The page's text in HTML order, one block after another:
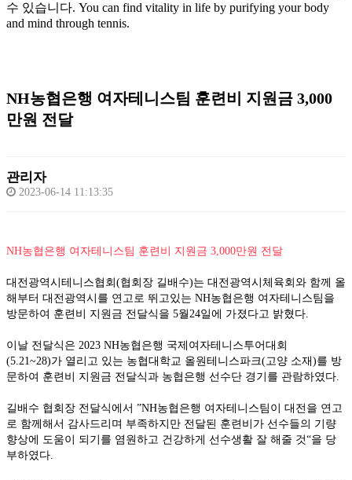
수 있습니다. You can find vitality in life by purifying your body
and mind through tennis.
NH농협은행 여자테니스팀 훈련비 지원금 3,000
만원 전달
관리자
2023-06-14 11:13:35
NH농협은행 여자테니스팀 훈련비 지원금 3,000만원 전달
대전광역시테니스협회(협회장 길배수)는 대전광역시체육회와 함께 올
해부터 대전광역시를 연고로 뛰고있는 NH농협은행 여자테니스팀을
방문하여 훈련비 지원금 전달식을 5월24일에 가졌다고 밝혔다.
이날 전달식은 2023 NH농협은행 국제여자테니스투어대회
(5.21~28)가 열리고 있는 농협대학교 올원테니스파크(고양 소재)를 방
문하여 훈련비 지원금 전달식과 농협은행 선수단 경기를 관람하였다.
길배수 협회장 전달식에서 ”NH농협은행 여자테니스팀이 대전을 연고
로 함께해서 감사드리며 부족하지만 전달된 훈련비가 선수들의 기량
향상에 도움이 되기를 염원하고 건강하게 선수생활 잘 해줄 것“을 당
부하였다.